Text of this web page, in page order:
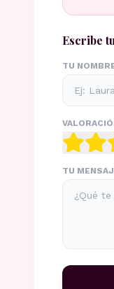
Escribe
TU
TU